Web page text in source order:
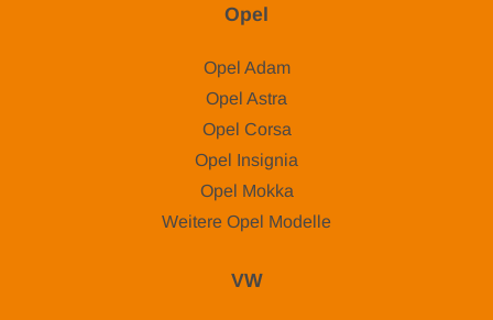
Opel
Opel Adam
Opel Astra
Opel Corsa
Opel Insignia
Opel Mokka
Weitere Opel Modelle
VW